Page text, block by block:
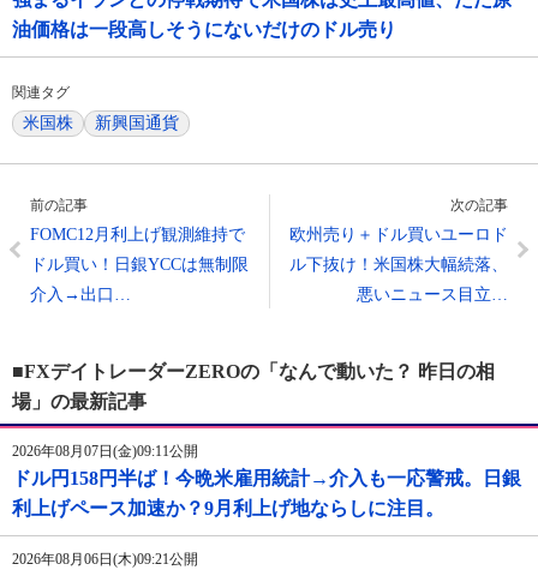
油価格は一段高しそうにないだけのドル売り
関連タグ
米国株 新興国通貨
前の記事
FOMC12月利上げ観測維持で
ドル買い！日銀YCCは無制限
介入→出口…
次の記事
欧州売り＋ドル買いユーロド
ル下抜け！米国株大幅続落、
悪いニュース目立…
■FXデイトレーダーZEROの「なんで動いた？ 昨日の相
場」の最新記事
2026年08月07日(金)09:11公開
ドル円158円半ば！今晩米雇用統計→介入も一応警戒。日銀
利上げペース加速か？9月利上げ地ならしに注目。
2026年08月06日(木)09:21公開